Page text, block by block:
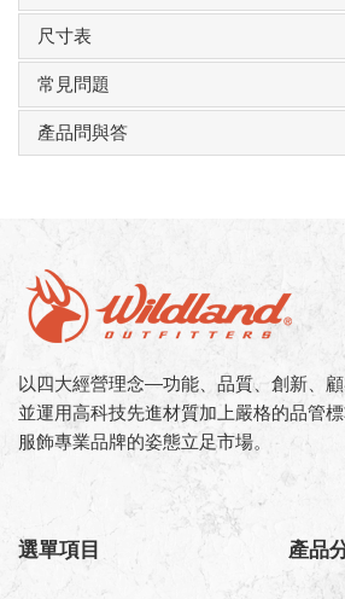
尺寸表
常見問題
產品問與答
以四大經營理念—功能、品質、創新、顧
並運用高科技先進材質加上嚴格的品管
服飾專業品牌的姿態立足市場。
選單項目 產品